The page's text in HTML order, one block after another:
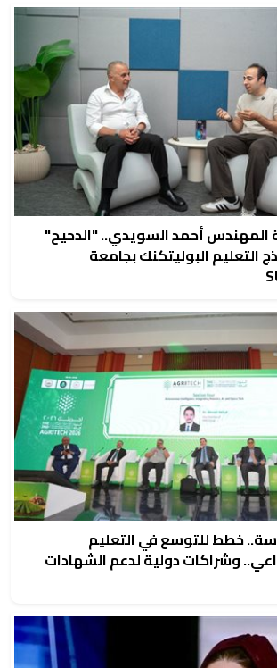
المهندس أحمد السويدي.. "الدحيح"
التعليم البوليتكنك بجامعة
40 مدرسة.. خطط للتوسع في التعليم
وشراكات دولية لدعم الشهادات